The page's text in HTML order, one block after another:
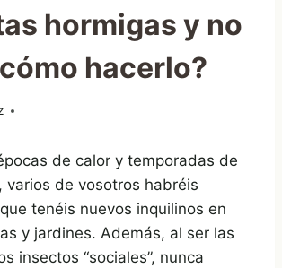
hormigas y no
hacerlo?
de calor y temporadas de
varios de vosotros habréis
tenéis nuevos inquilinos en
y jardines. Además, al ser las
insectos “sociales”, nunca